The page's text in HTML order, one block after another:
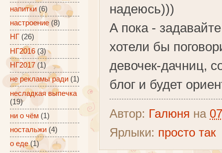
надеюсь)))
А пока -
хотели бы
девочек-дачниц,
блог и будет
Автор: Галюня на
Ярлыки: просто так
напитки (6)
настроение (8)
НГ (26)
НГ2016 (3)
НГ2017 (1)
не рекламы ради (1)
несладкая выпечка
(19)
ни о чём (1)
ностальжи (4)
о еде (1)